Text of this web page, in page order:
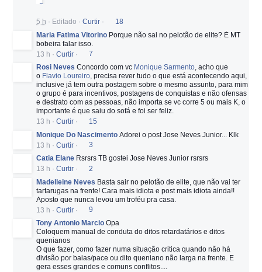
5 h · Editado · Curtir ·
18
Maria Fatima Vitorino Porque não sai no pelotão de elite? É MT
bobeira falar isso.
13 h · Curtir ·
7
Rosi Neves Concordo com vc Monique Sarmento, acho que
o Flavio Loureiro, precisa rever tudo o que está acontecendo aqui,
inclusive já tem outra postagem sobre o mesmo assunto, para mim
o grupo é para incentivos, postagens de conquistas e não ofensas
e destrato com as pessoas, não importa se vc corre 5 ou mais K, o
importante é que saiu do sofá e foi ser feliz.
13 h · Curtir ·
15
Monique Do Nascimento Adorei o post Jose Neves Junior... Klk
13 h · Curtir ·
3
Catia Elane Rsrsrs TB gostei Jose Neves Junior rsrsrs
13 h · Curtir ·
2
Madelleine Neves Basta sair no pelotão de elite, que não vai ter
tartarugas na frente! Cara mais idiota e post mais idiota ainda!!
Aposto que nunca levou um troféu pra casa.
13 h · Curtir ·
9
Tony Antonio Marcio Opa
Coloquem manual de conduta do ditos retardatários e ditos
quenianos
O que fazer, como fazer numa situação critica quando não há
divisão por baias/pace ou dito queniano não larga na frente. E
gera esses grandes e comuns conflitos....